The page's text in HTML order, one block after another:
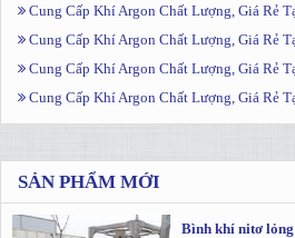
Cung Cấp Khí Argon Chất Lượng, Giá Rẻ
Cung Cấp Khí Argon Chất Lượng, Giá Rẻ
Cung Cấp Khí Argon Chất Lượng, Giá Rẻ
Cung Cấp Khí Argon Chất Lượng, Giá Rẻ
SẢN PHẨM MỚI
Bình khí nitơ lỏng